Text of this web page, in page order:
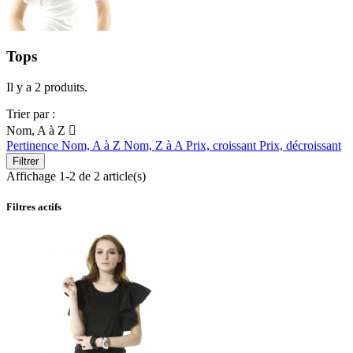
Tops
Il y a 2 produits.
Trier par :
Nom, A à Z 
Pertinence Nom, A à Z Nom, Z à A Prix, croissant Prix, décroissant
Filtrer
Affichage 1-2 de 2 article(s)
Filtres actifs